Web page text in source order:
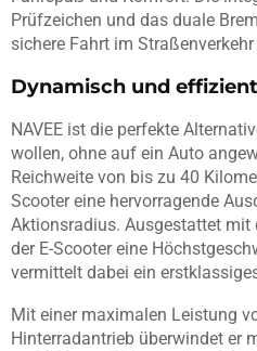
Prüfzeichen und das duale
sichere Fahrt im
Dynamisch und effizient
NAVEE ist die perfekte
wollen, ohne auf ein Auto
Reichweite von bis zu 40
Scooter eine hervorragende
Aktionsradius. Ausgestattet mit
der E-Scooter eine
vermittelt dabei ein
Mit einer maximalen Leistung
Hinterradantrieb überwindet er